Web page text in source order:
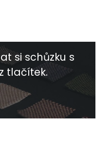
si schůzku s
tlačítek.